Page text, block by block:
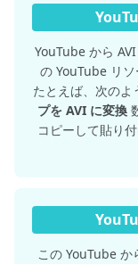
YouTube から
の YouTube リソ
たとえば、次のよ
プを AVI に変換
コピーして貼り
この YouTube か